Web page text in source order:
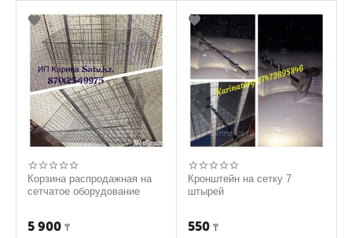
Корзина распродажная на
сетчатое оборудование
5 900 ₸
Кронштейн на сетку 7
штырей
550 ₸